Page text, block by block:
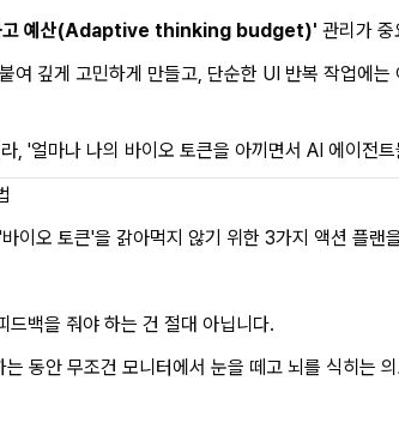
고 예산(Adaptive thinking budget)' 관리가 중
깊게 고민하게 만들고, 단순한 UI 반복 작업에
, '얼마나 나의 바이오 토큰을 아끼면서 AI 에이전
이오 토큰'을 갉아먹지 않기 위한 3가지 액션 플랜
백을 줘야 하는 건 절대 아닙니다.
동안 무조건 모니터에서 눈을 떼고 뇌를 식히는